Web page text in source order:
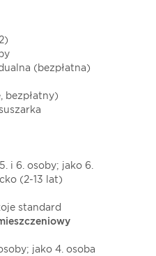
(bezpłatna)
bezpłatny)
i 6. osoby; jako 6.
(2-13 lat)
standard
jako 4. osoba